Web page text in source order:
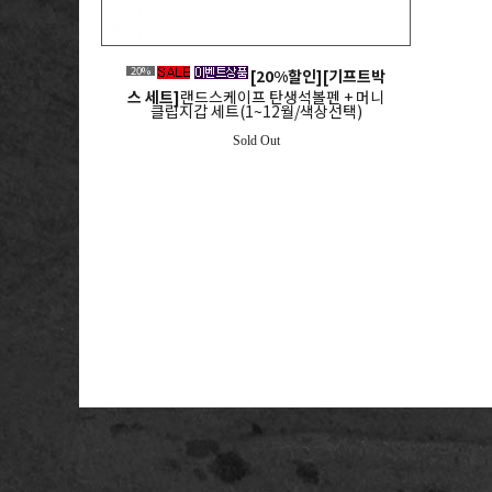
20%
[20%할인][기프트박
스 세트]랜드스케이프 탄생석볼펜 + 머니
클립지갑 세트(1~12월/색상선택)
Sold Out